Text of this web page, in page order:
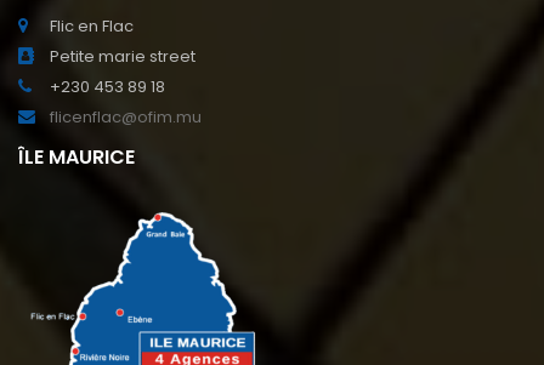
Flic en Flac
Petite marie street
+230 453 89 18
flicenflac@ofim.mu
ÎLE MAURICE